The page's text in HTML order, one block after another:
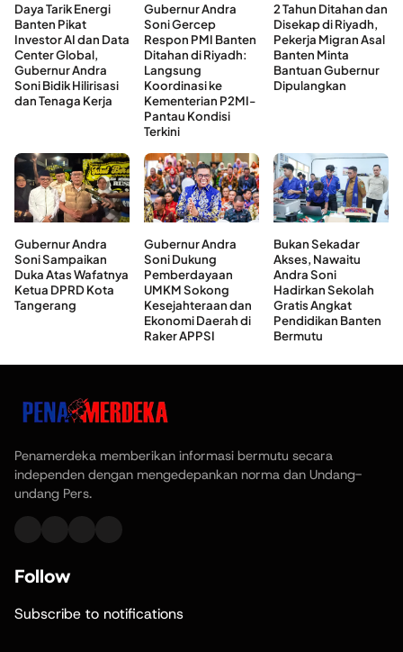
Daya Tarik Energi
Banten Pikat
Investor AI dan Data
Center Global,
Gubernur Andra
Soni Bidik Hilirisasi
dan Tenaga Kerja
Gubernur Andra
Soni Gercep
Respon PMI Banten
Ditahan di Riyadh:
Langsung
Koordinasi ke
Kementerian P2MI-
Pantau Kondisi
Terkini
2 Tahun Ditahan dan
Disekap di Riyadh,
Pekerja Migran Asal
Banten Minta
Bantuan Gubernur
Dipulangkan
Gubernur Andra
Soni Sampaikan
Duka Atas Wafatnya
Ketua DPRD Kota
Tangerang
Gubernur Andra
Soni Dukung
Pemberdayaan
UMKM Sokong
Kesejahteraan dan
Ekonomi Daerah di
Raker APPSI
Bukan Sekadar
Akses, Nawaitu
Andra Soni
Hadirkan Sekolah
Gratis Angkat
Pendidikan Banten
Bermutu
Penamerdeka memberikan informasi bermutu secara
independen dengan mengedepankan norma dan Undang-
undang Pers.
Follow
Subscribe to notifications